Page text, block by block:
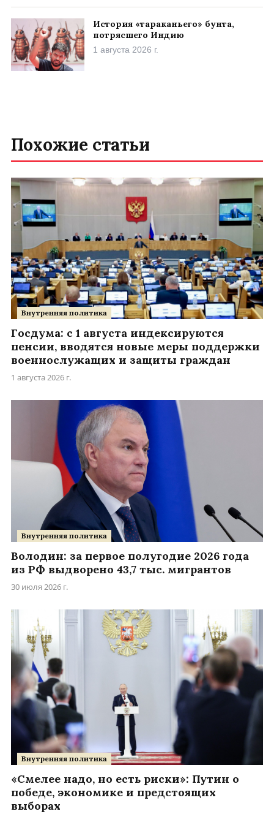
История «тараканьего» бунта,
потрясшего Индию
1 августа 2026 г.
Похожие статьи
Внутренняя политика
Госдума: с 1 августа индексируются
пенсии, вводятся новые меры поддержки
военнослужащих и защиты граждан
1 августа 2026 г.
Внутренняя политика
Володин: за первое полугодие 2026 года
из РФ выдворено 43,7 тыс. мигрантов
30 июля 2026 г.
Внутренняя политика
«Смелее надо, но есть риски»: Путин о
победе, экономике и предстоящих
выборах